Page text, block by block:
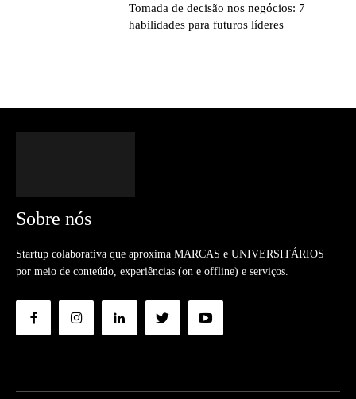
Tomada de decisão nos negócios: 7
habilidades para futuros líderes
Sobre nós
Startup colaborativa que aproxima MARCAS e UNIVERSITÁRIOS
por meio de conteúdo, experiências (on e offline) e serviços.